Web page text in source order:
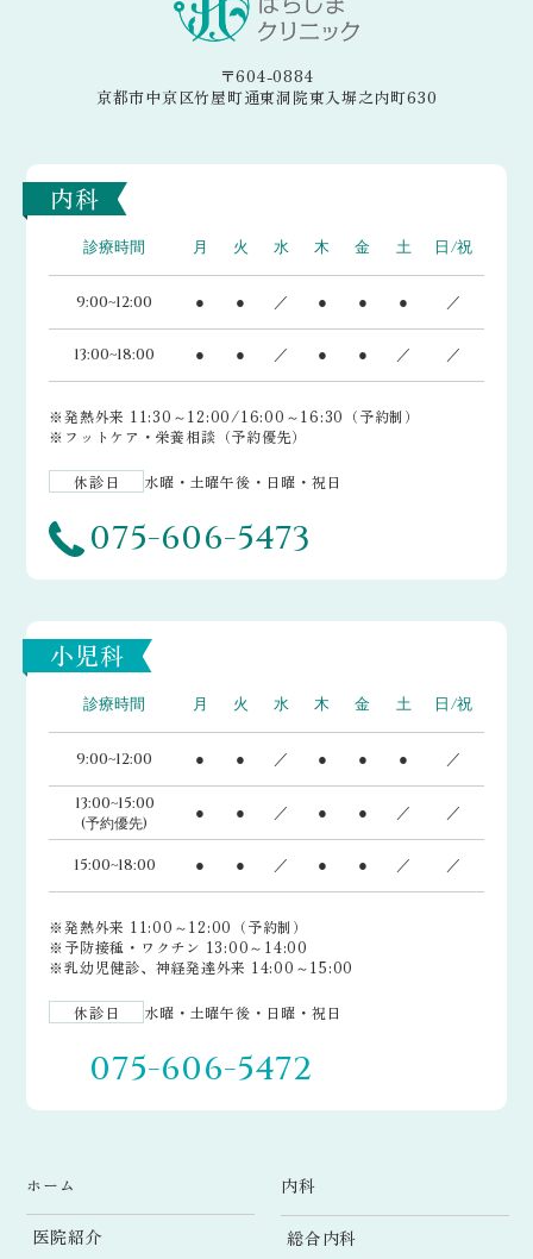
〒604-0884
京都市中京区竹屋町通東洞院東入塀之内町630
内科
診療時間 月 火 水 木 金 土 日/祝
9:00~12:00 ● ● ／ ● ● ● ／
13:00~18:00 ● ● ／ ● ● ／ ／
※発熱外来 11:30～12:00/16:00～16:30（予約制）
※フットケア・栄養相談（予約優先）
休診日 水曜・土曜午後・日曜・祝日
075-606-5473
小児科
診療時間 月 火 水 木 金 土 日/祝
9:00~12:00 ● ● ／ ● ● ● ／
13:00~15:00
(予約優先) ● ● ／ ● ● ／ ／
15:00~18:00 ● ● ／ ● ● ／ ／
※発熱外来 11:00～12:00（予約制）
※予防接種・ワクチン 13:00～14:00
※乳幼児健診、神経発達外来 14:00～15:00
休診日 水曜・土曜午後・日曜・祝日
075-606-5472
ホーム
医院紹介
内科
総合内科